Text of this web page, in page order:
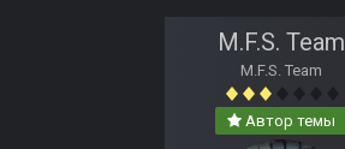
M.F.S. Team
M.F.S. Team
Автор темы